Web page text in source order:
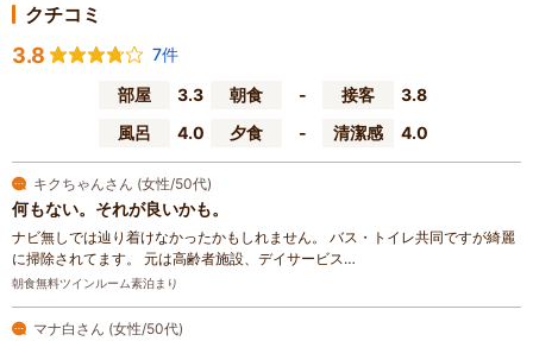
クチコミ
3.8
7件
部屋
3.3 朝食 - 接客
3.8
風呂
4.0 夕食 - 清潔感 4.0
キクちゃんさん (女性/50代)
何もない。それが良いかも。
ナビ無しでは辿り着けなかったかもしれません。 バス・トイレ共同ですが綺麗
に掃除されてます。 元は高齢者施設、デイサービス…
朝食無料ツインルーム素泊まり
マナ白さん (女性/50代)